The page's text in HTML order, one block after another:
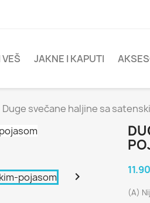
JAKNE I KAPUTI
Duge svečane haljine sa

(A)